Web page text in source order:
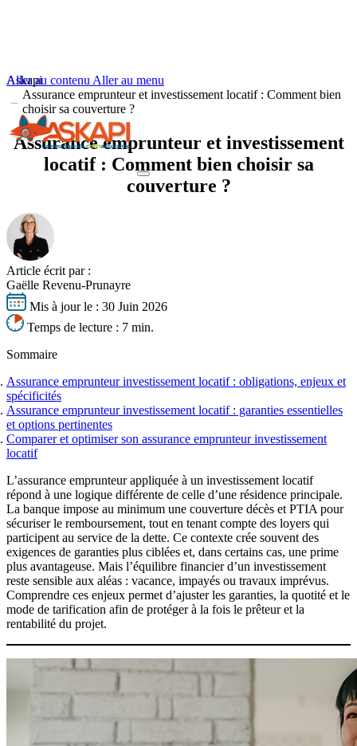
Aller au contenu Aller au menu
Votre profil
Seniors
Jeunes emprunteurs
Cadres supérieurs
Professions à risques
Nos experts basés à Lyon vous
accompagnent
ne assurance emprunteur
adaptée à votre profil
Obtenir un tarif
Vos besoins
Vos besoins
Changer d’assurance emprunteur
Délégation assurance emprunteur
Comparer les assurances emprunteur
Obtenir un tarif
Nos experts basés à Lyon vous
Réduire le coût de votre
assurance de prêt
Obtenir un tarif
S'informer
S'informer
Dernières actualités
La loi Lemoine
Coût assurance emprunteur
Nos experts basés à Lyon vous
accompagnent
Tout savoir sur l'assurance de
prêt
Obtenir un tarif
Obtenir un tarif
Nos experts basés à Lyon vous accompagnent
Obtenir un tarif
Askapi
Assurance emprunteur et investissement locatif : Comment bien
choisir sa couverture ?
Assurance emprunteur et investissement
locatif : Comment bien choisir sa
couverture ?
Article écrit par :
Gaëlle Revenu-Prunayre
Mis à jour le : 30 Juin 2026
Temps de lecture : 7 min.
Sommaire
Assurance emprunteur investissement locatif : obligations, enjeux et
spécificités
Assurance emprunteur investissement locatif : garanties essentielles
et options pertinentes
Comparer et optimiser son assurance emprunteur investissement
locatif
L’assurance emprunteur appliquée à un investissement locatif
répond à une logique différente de celle d’une résidence principale.
La banque impose au minimum une couverture décès et PTIA pour
sécuriser le remboursement, tout en tenant compte des loyers qui
participent au service de la dette. Ce contexte crée souvent des
exigences de garanties plus ciblées et, dans certains cas, une prime
plus avantageuse. Mais l’équilibre financier d’un investissement
reste sensible aux aléas : vacance, impayés ou travaux imprévus.
Comprendre ces enjeux permet d’ajuster les garanties, la quotité et le
mode de tarification afin de protéger à la fois le prêteur et la
rentabilité du projet.